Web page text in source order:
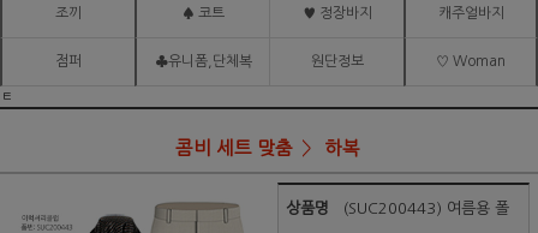
조끼 ♠ 코트 ♥ 정장바지 캐주얼바지
점퍼 ♣유니폼,단체복 원단정보 ♡ Woman
ㅌ
콤비 세트 맞춤 하복
상품명 (SUC200443) 여름용 폴